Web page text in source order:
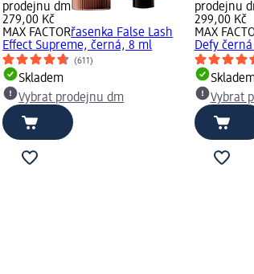
prodejnu dm
279,00 Kč
MAX FACTORřasenka False Lash
Effect Supreme, černá, 8 ml
(611)
Skladem
Vybrat prodejnu dm
prodejnu
299,00 Kč
MAX
Defy černá
Vybrat